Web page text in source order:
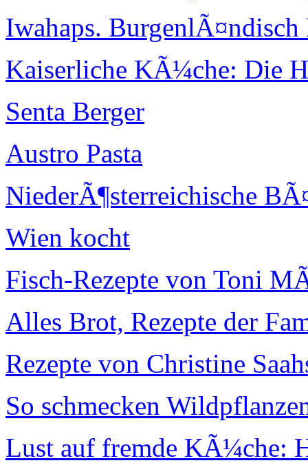
Iwahaps.
Kaiserliche KÃ¼che: Die
Senta Berger
Austro Pasta
NiederÃ¶sterreichische
Wien kocht
Fisch-Rezepte von Toni
Alles Brot, Rezepte der
Rezepte von Christine
So schmecken
Lust auf fremde KÃ¼che: